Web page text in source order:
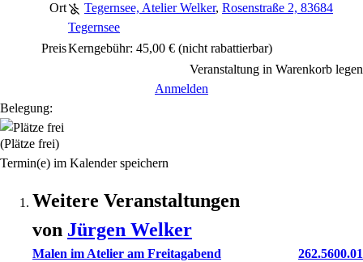
Ort
Tegernsee, Atelier Welker, Rosenstraße 2, 83684
Tegernsee
PreisKerngebühr: 45,00 € (nicht rabattierbar)
Veranstaltung in Warenkorb legen
Anmelden
Belegung:
(Plätze frei)
Termin(e) im Kalender speichern
Weitere Veranstaltungen
von Jürgen Welker
Malen im Atelier am Freitagabend
262.5600.01